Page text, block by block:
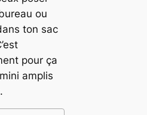
ou
ton sac
pour ça
amplis